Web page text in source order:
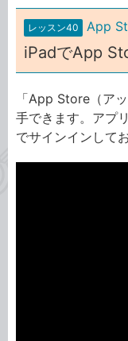
レッスン40 App
iPadでApp
「App Store（ア
手できます。アプ
でサインインして